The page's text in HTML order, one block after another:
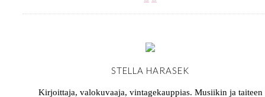
STELLA HARASEK
Kirjoittaja, valokuvaaja, vintagekauppias. Musiikin ja taiteen